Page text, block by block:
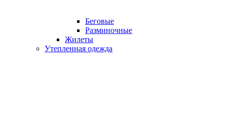
Беговые
Разминочные
Жилеты
Утепленная одежда